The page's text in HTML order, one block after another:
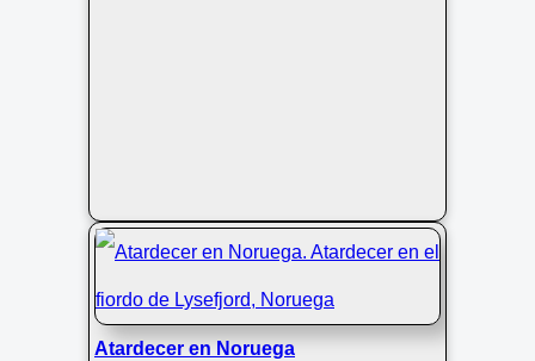
Atardecer en Noruega